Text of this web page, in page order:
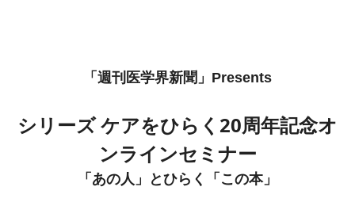
「週刊医学界新聞」Presents
シリーズ ケアをひらく20周年記念オ
ンラインセミナー
「あの人」とひらく「この本」